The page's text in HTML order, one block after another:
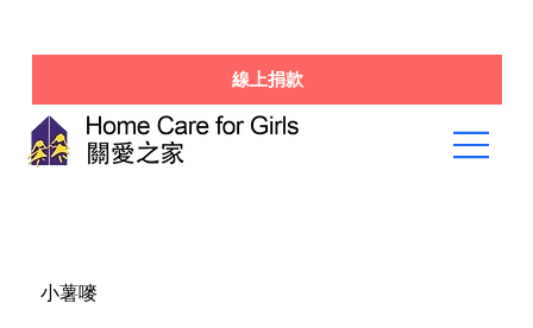
線上捐款
小薯嘜